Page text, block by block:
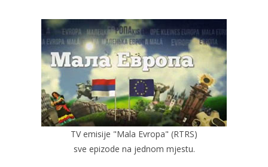
TV emisije "Mala Evropa" (RTRS)
sve epizode na jednom mjestu.